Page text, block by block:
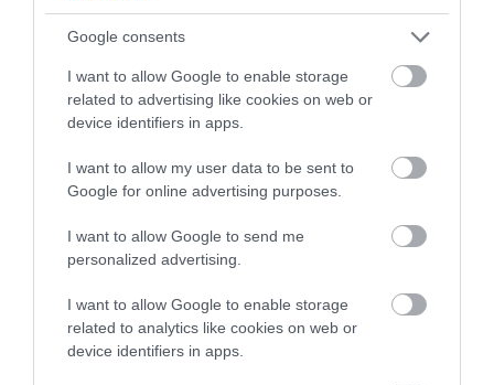
Google consents
I want to allow Google to enable storage
related to advertising like cookies on web or
device identifiers in apps.
I want to allow my user data to be sent to
Google for online advertising purposes.
I want to allow Google to send me
personalized advertising.
I want to allow Google to enable storage
related to analytics like cookies on web or
device identifiers in apps.
NEM CSAK A RITKASÁGOK
BAJBAN VANNAK: A
HÉTKÖZNAPI MADARAK ÉS
ELTŰNÉSE A NAGYOBB
VÉSZJEL
A TUDÓSOK 262 ÚJ FAJT
NEVEZTEK MEG, ÉS A FÖLD
HINNI MAGUNKAT
2026-07-30